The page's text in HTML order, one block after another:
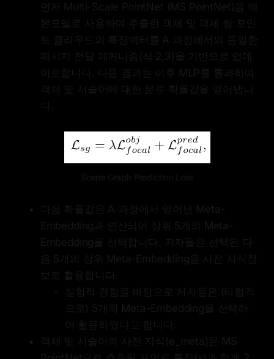
먼저 Multi-Scale PointNet (MS PointNet)을 백
본모델로 사용하여 추출한 객체 및 객체 쌍 포인
트 클라우드의 특징벡터를 A 과정에서의 동일한
메시지 전달 메커니즘(식 2,3)을 기반으로 업데
이트합니다. 다음 결과는 이후 MLP를 통과하여
객체 및 서술어에 대한 분류 확률값을 얻어냅니
다.
Scene Graph Prediction Loss
다음 확률값은 A 과정에서 얻어낸 Meta-
Embedding과 연산되어 상위 5개의 Meta-
Embedding을 선택합니다. 저자들은 선택된 다
음 5개의 상위 Meta-Embedding을 사전 지식정
보로 활용합니다.
실험적 경험을 바탕으로 저자들은 (타협적
으로) 5개의 Meta-Embedding을 선택하
여 활용하였다고 합니다.
객체 및 서술어의 사전 지식(e_meta)은 MS